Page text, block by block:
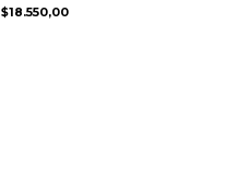
$18.550,00